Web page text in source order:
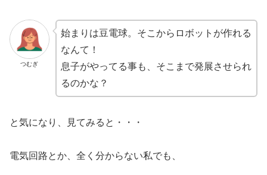
つむぎ
始まりは豆電球。そこからロボットが作れる
なんて！
息子がやってる事も、そこまで発展させられ
るのかな？
と気になり、見てみると・・・
電気回路とか、全く分からない私でも、